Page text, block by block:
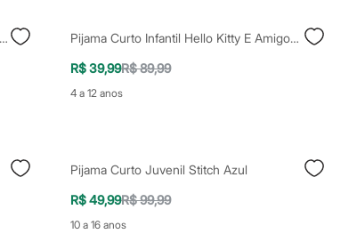
Pijama Infantil Longo Homem Aranha Off White
Pijama Curto Infantil Hello Kitty E Amigos Colorido
R$ 39,99R$ 89,99
4 a 12 anos
Pijama Curto Juvenil Stitch Azul
R$ 49,99R$ 99,99
10 a 16 anos